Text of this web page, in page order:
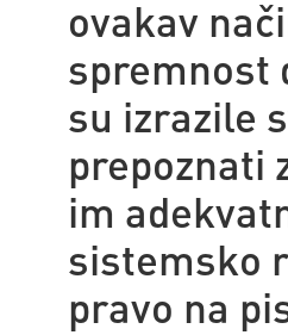
ovakav
spremnost
su izrazile
prepoznati
im
sistemsko
pravo na